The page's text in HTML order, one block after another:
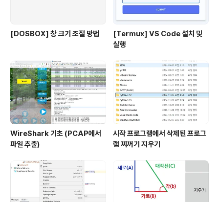
[DOSBOX] 창 크기 조절 방법
[Termux] VS Code 설치 및
실행
WireShark 기초 (PCAP에서
파일 추출)
시작 프로그램에서 삭제된 프로그
램 찌꺼기 지우기